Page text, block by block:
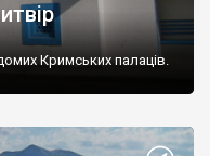
Кримських палаців.